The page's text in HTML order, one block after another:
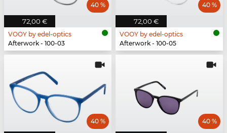
72,00 €
40 %
VOOY by edel-optics
Afterwork - 100-03
72,00 €
40 %
VOOY by edel-optics
Afterwork - 100-05
40 % 40 %